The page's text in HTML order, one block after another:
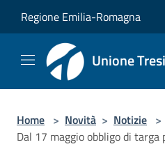
Regione Emilia-Romagna
Unione
Home > Novità > Notizie >
Dal 17 maggio obbligo di